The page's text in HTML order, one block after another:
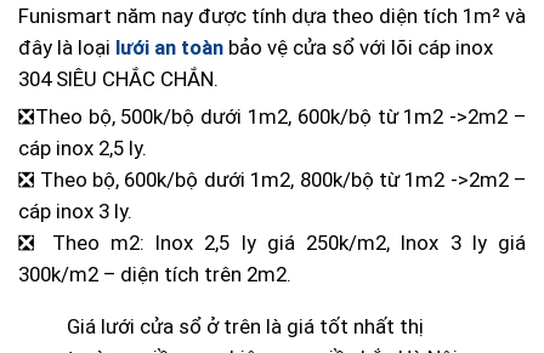
Funismart năm nay được tính dựa theo diện tích 1m² và
đây là loại lưới an toàn bảo vệ cửa sổ với lõi cáp inox
304 SIÊU CHẮC CHẮN.
❎Theo bộ, 500k/bộ dưới 1m2, 600k/bộ từ 1m2 ->2m2 –
cáp inox 2,5 ly.
❎ Theo bộ, 600k/bộ dưới 1m2, 800k/bộ từ 1m2 ->2m2 –
cáp inox 3 ly.
❎ Theo m2: Inox 2,5 ly giá 250k/m2, Inox 3 ly giá
300k/m2 – diện tích trên 2m2.
Giá lưới cửa sổ ở trên là giá tốt nhất thị